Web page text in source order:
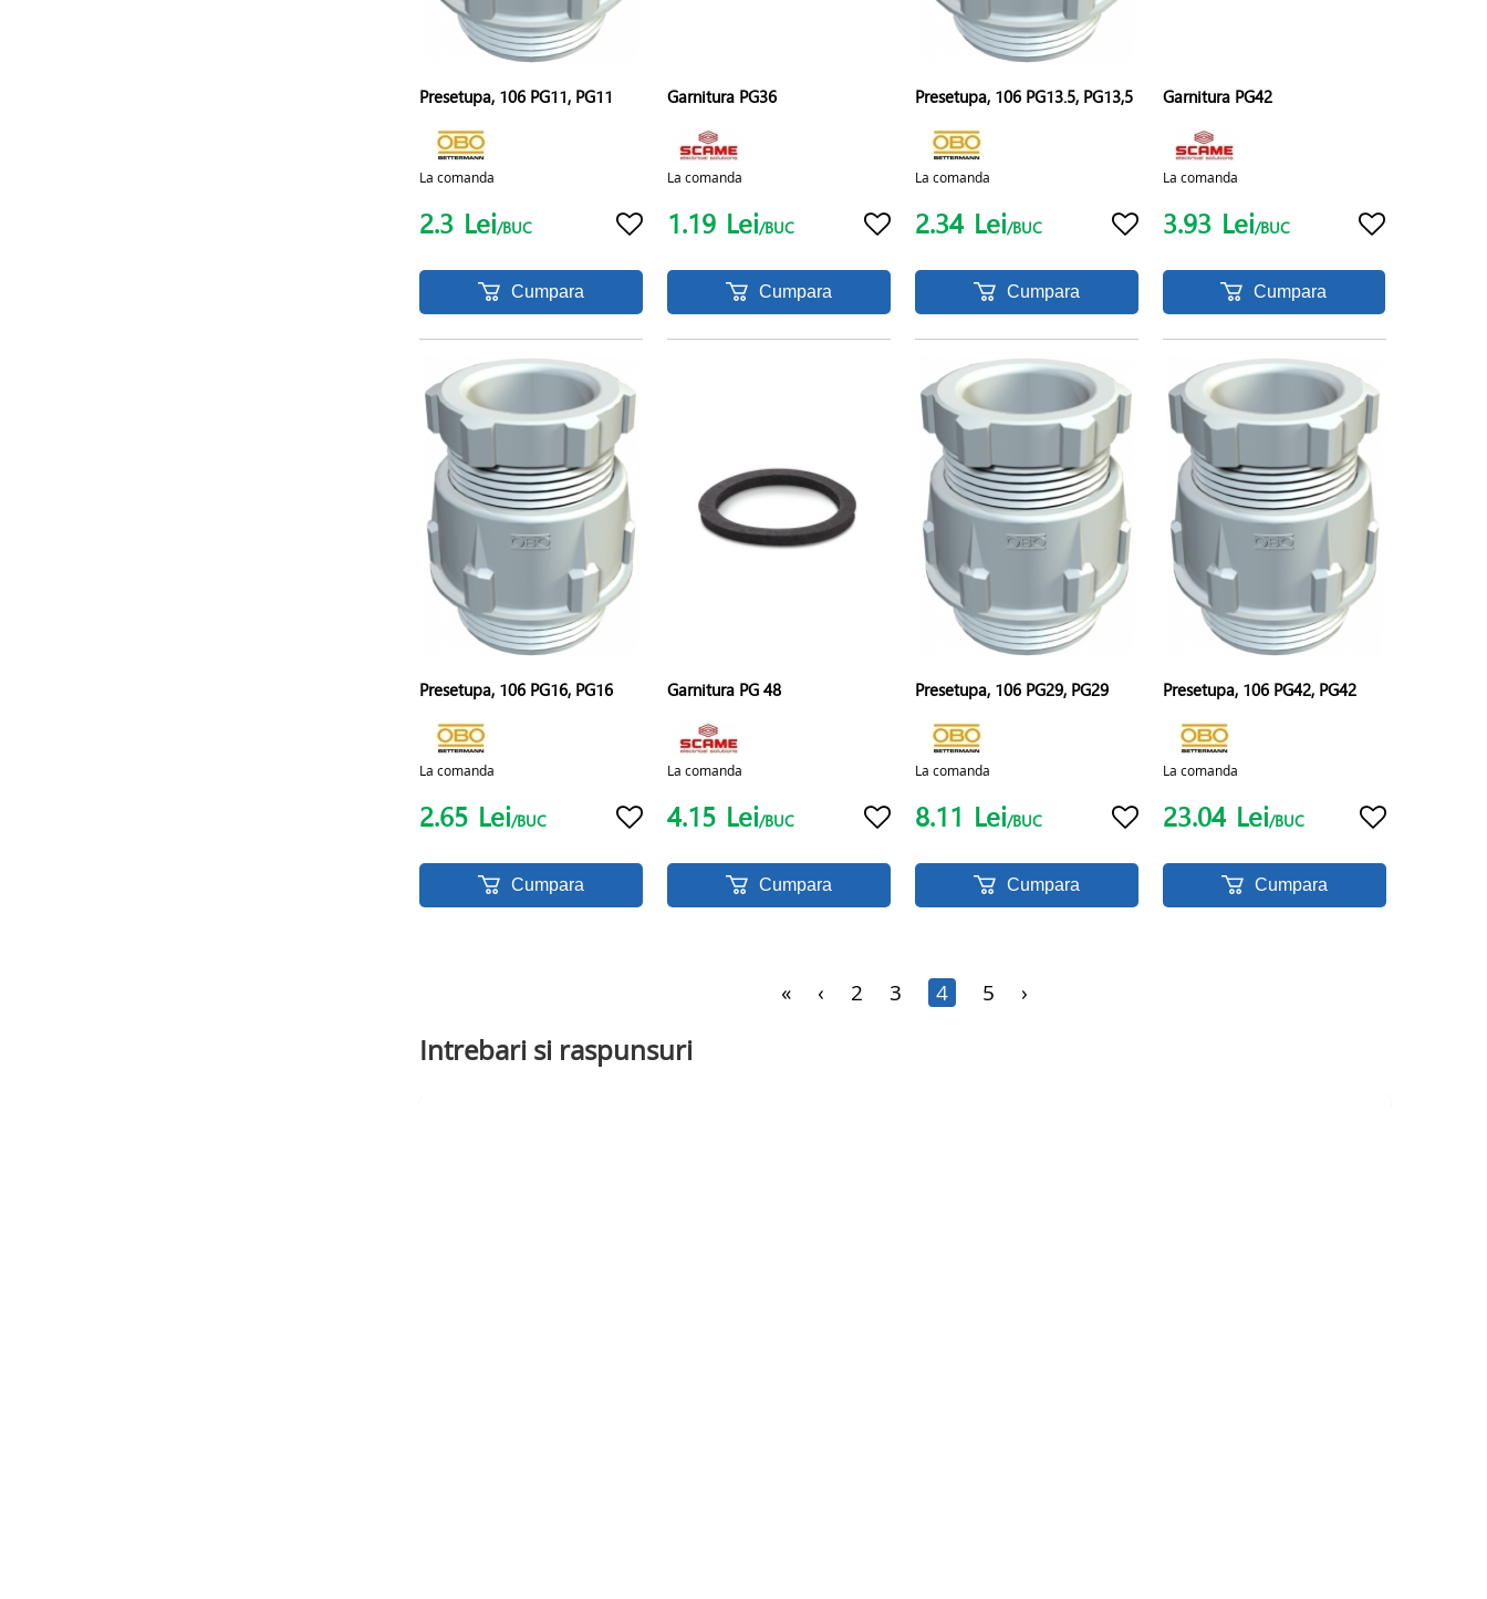
Presetupa, 106 PG11, PG11
La comanda
2.3 Lei/BUC
Cumpara
Garnitura PG36
La comanda
1.19 Lei/BUC
Cumpara
Presetupa, 106 PG13.5, PG13,5
La comanda
2.34 Lei/BUC
Cumpara
Garnitura PG42
La comanda
3.93 Lei/BUC
Cumpara
Presetupa, 106 PG16, PG16
La comanda
2.65 Lei/BUC
Cumpara
Garnitura PG 48
La comanda
4.15 Lei/BUC
Cumpara
Presetupa, 106 PG29, PG29
La comanda
8.11 Lei/BUC
Cumpara
Presetupa, 106 PG42, PG42
La comanda
23.04 Lei/BUC
Cumpara
« ‹ 2 3 4 5 ›
Intrebari si raspunsuri